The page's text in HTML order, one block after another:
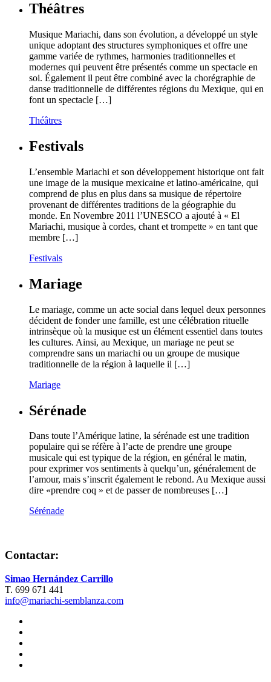
Théâtres
Musique Mariachi, dans son évolution, a développé un style
unique adoptant des structures symphoniques et offre une
gamme variée de rythmes, harmonies traditionnelles et
modernes qui peuvent être présentés comme un spectacle en
soi. Également il peut être combiné avec la chorégraphie de
danse traditionnelle de différentes régions du Mexique, qui en
font un spectacle […]
Théâtres
Festivals
L’ensemble Mariachi et son développement historique ont fait
une image de la musique mexicaine et latino-américaine, qui
comprend de plus en plus dans sa musique de répertoire
provenant de différentes traditions de la géographie du
monde. En Novembre 2011 l’UNESCO a ajouté à « El
Mariachi, musique à cordes, chant et trompette » en tant que
membre […]
Festivals
Mariage
Le mariage, comme un acte social dans lequel deux personnes
décident de fonder une famille, est une célébration rituelle
intrinsèque où la musique est un élément essentiel dans toutes
les cultures. Ainsi, au Mexique, un mariage ne peut se
comprendre sans un mariachi ou un groupe de musique
traditionnelle de la région à laquelle il […]
Mariage
Sérénade
Dans toute l’Amérique latine, la sérénade est une tradition
populaire qui se réfère à l’acte de prendre une groupe
musicale qui est typique de la région, en général le matin,
pour exprimer vos sentiments à quelqu’un, généralement de
l’amour, mais s’inscrit également le rebond. Au Mexique aussi
dire «prendre coq » et de passer de nombreuses […]
Sérénade
Contactar:
Simao Hernández Carrillo
T. 699 671 441
info@mariachi-semblanza.com